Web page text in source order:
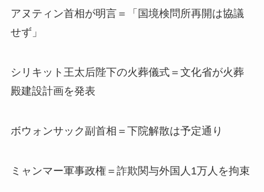
アヌティン首相が明言＝「国境検問所再開は協議
せず」
シリキット王太后陛下の火葬儀式＝文化省が火葬
殿建設計画を発表
ボウォンサック副首相＝下院解散は予定通り
ミャンマー軍事政権＝詐欺関与外国人1万人を拘束